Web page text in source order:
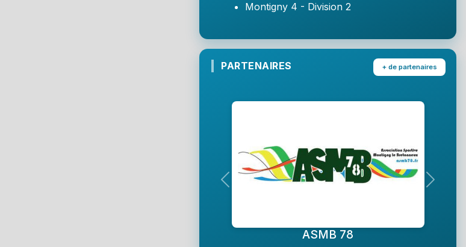
Montigny 4 - Division 2
PARTENAIRES
ASMB 78
Précedent Suivant
+ de partenaires